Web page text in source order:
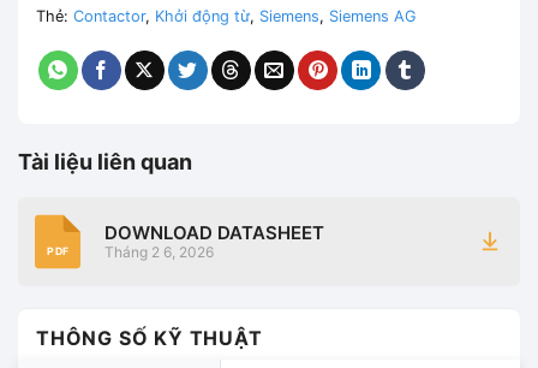
Thẻ: Contactor, Khởi động từ, Siemens, Siemens AG
Tài liệu liên quan
PDF
DOWNLOAD DATASHEET
Tháng 2 6, 2026
THÔNG SỐ KỸ THUẬT